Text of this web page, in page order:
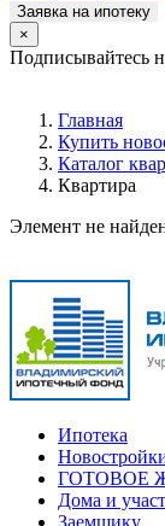
Заявка на ипотеку
×
Подписывайтесь
Главная
Купить
Каталог
Квартира
Элемент не
Ипотека
ГОТОВОЕ
Дома и
Заемщику